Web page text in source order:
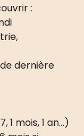
:
dernière
1 mois, 1 an…)